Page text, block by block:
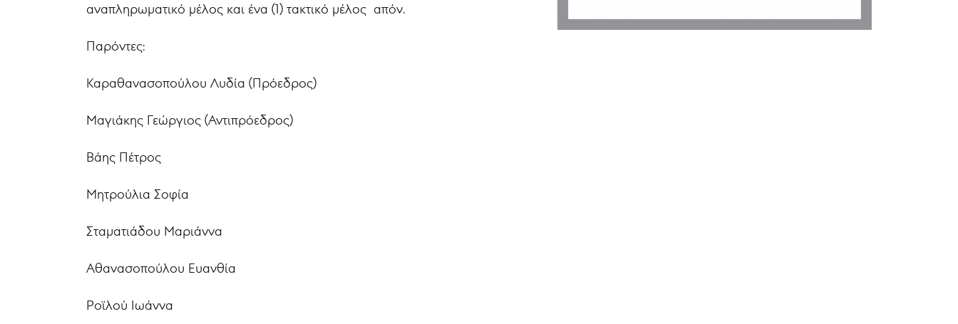
αναπληρωματικό μέλος και ένα (1) τακτικό μέλος απόν.
Παρόντες:
Καραθανασοπούλου Λυδία (Πρόεδρος)
Μαγιάκης Γεώργιος (Αντιπρόεδρος)
Βάης Πέτρος
Μητρούλια Σοφία
Σταματιάδου Μαριάννα
Αθανασοπούλου Ευανθία
Ροϊλού Ιωάννα